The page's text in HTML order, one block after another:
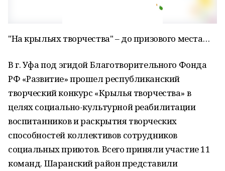
"На крыльях творчества" – до призового места…
В г. Уфа под эгидой Благотворительного Фонда
РФ «Развитие» прошел республиканский
творческий конкурс «Крылья творчества» в
целях социально-культурной реабилитации
воспитанников и раскрытия творческих
способностей коллективов сотрудников
социальных приютов. Всего приняли участие 11
команд. Шаранский район представили